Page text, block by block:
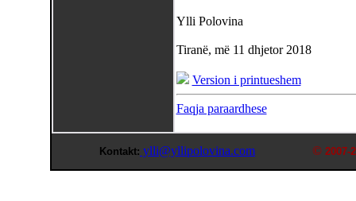
Ylli Polovina
Tiranë, më 11 dhjetor 2018
Version i printueshem
Faqja paraardhese
Kontakt: ylli@yllipolovina.com © 2007-